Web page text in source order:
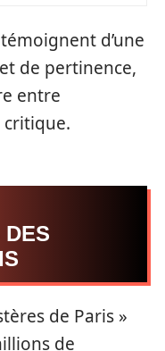
d’une
de pertinence,
entre
DES
de Paris »
de